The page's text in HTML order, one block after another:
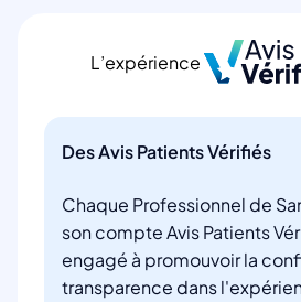
L’expérience
Des Avis Patients Vérifiés
Chaque Professionnel de
son compte Avis Patients
engagé à promouvoir la
transparence dans